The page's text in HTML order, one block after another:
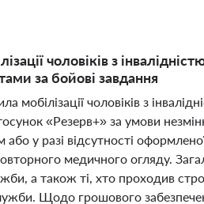
чоловіків з
за бойові завдання
мобілізації чоловіків з
«Резерв+» за умови
у разі відсутності
медичного огляду.
а також ті, хто проходив
Щодо грошового